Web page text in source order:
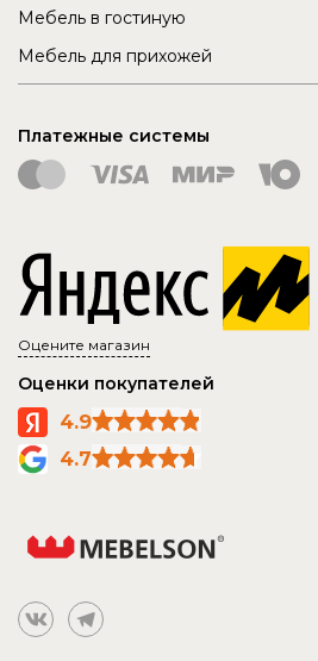
Мебель в гостиную
Мебель для прихожей
Платежные системы
Оцените магазин
Оценки покупателей
4.9
4.7